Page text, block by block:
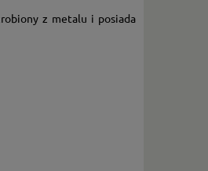
z metalu i posiada